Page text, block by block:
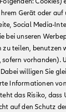
Gerät oder auf
Social Media-
bei unseren
zu teilen, benutzen
vorhanden).
willigen Sie
Informationen
das Risiko, dass
auf den Schutz